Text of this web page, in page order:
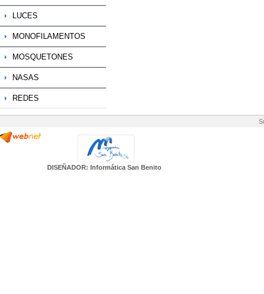
LUCES
MONOFILAMENTOS
MOSQUETONES
NASAS
REDES
DISEÑADOR: Informática San Benito